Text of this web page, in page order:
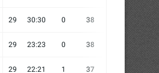
29 30:30 0 38
29 23:23 0 38 11
29 22:21 1 37 10